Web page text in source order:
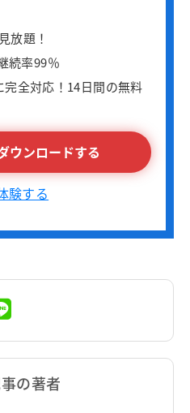
放題！
続率99％
全対応！14日間の無料
ウンロードする
験する
の著者